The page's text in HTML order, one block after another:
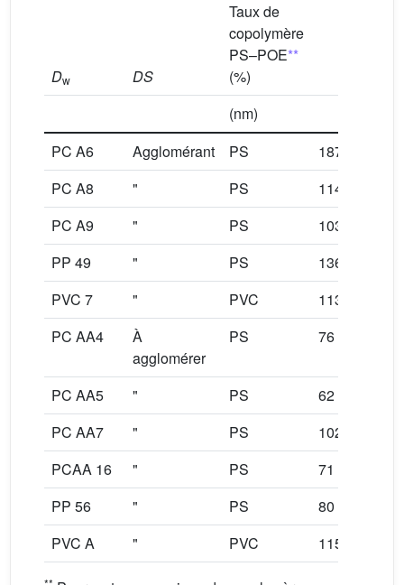
Dw DS
Taux de
copolymère
PS–POE**
(%)
(nm)
PC A6
Agglomérant PS 187
PC A8
" PS 114
PC A9
" PS 103
PP 49
" PS 136
PVC 7
" PVC 113
PC AA4
À
agglomérer
PS 76
PC AA5 " PS 62
PC AA7
" PS 102
PCAA 16
" PS 71
PP 56
" PS 80
PVC A
" PVC 115